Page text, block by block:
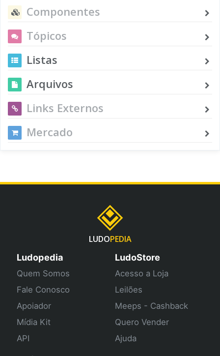
Componentes
Tópicos
Listas
Arquivos
Links Externos
Mercado
LUDOPEDIA
Ludopedia
Quem Somos
Fale Conosco
Apoiador
Mídia Kit
API
LudoStore
Acesso a Loja
Leilões
Meeps - Cashback
Quero Vender
Ajuda